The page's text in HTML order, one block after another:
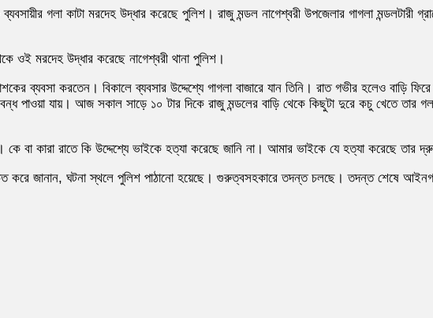
গলা কাটা মরদেহ উদ্ধার করেছে পুলিশ। রাজু মন্ডল নাগেশ্বরী উপজেলার গাগলা মন্ডলটারী
ওই মরদেহ উদ্ধার করেছে নাগেশ্বরী থানা পুলিশ।
ব্যবসা করতেন। বিকালে ব্যবসার উদ্দেশ্যে গাগলা বাজারে যান তিনি। রাত গভীর হলেও
যায়। আজ সকাল সাড়ে ১০ টার দিকে রাজু মন্ডলের বাড়ি থেকে কিছুটা দুরে কচু খেতে তার গলা
কারা রাতে কি উদ্দেশ্যে ভাইকে হত্যা করেছে জানি না। আমার ভাইকে যে হত্যা করেছে তার
করে জানান, ঘটনা স্থলে পুলিশ পাঠানো হয়েছে। গুরুত্বসহকারে তদন্ত চলছে। তদন্ত শেষে